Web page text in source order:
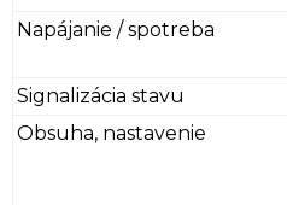
Napájanie / spotreba
Signalizácia stavu
Obsuha, nastavenie